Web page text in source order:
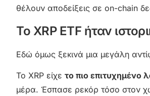
θέλουν αποδείξεις σε on-chain
Το XRP ETF ήταν
Εδώ όμως ξεκινά μια μεγάλη
Το XRP είχε το πιο επιτυχημένο
μέρα. Έσπασε ρεκόρ τόσο στον